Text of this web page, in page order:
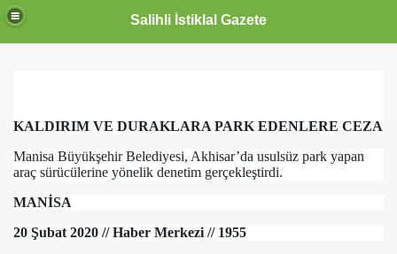
Salihli İstiklal Gazete
KALDIRIM VE DURAKLARA PARK EDENLERE CEZA
Manisa Büyükşehir Belediyesi, Akhisar’da usulsüz park yapan
araç sürücülerine yönelik denetim gerçekleştirdi.
MANİSA
20 Şubat 2020 // Haber Merkezi // 1955